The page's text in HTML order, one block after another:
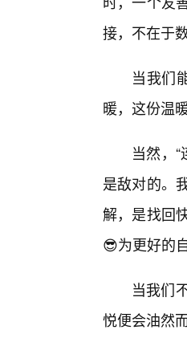
接，不在于
当我们
暖，这份温
当然，
是敌对的。
解，是找回
😎为更好的
当我们
悦便会油然而